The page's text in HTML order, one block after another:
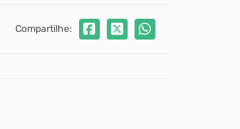
Compartilhe: